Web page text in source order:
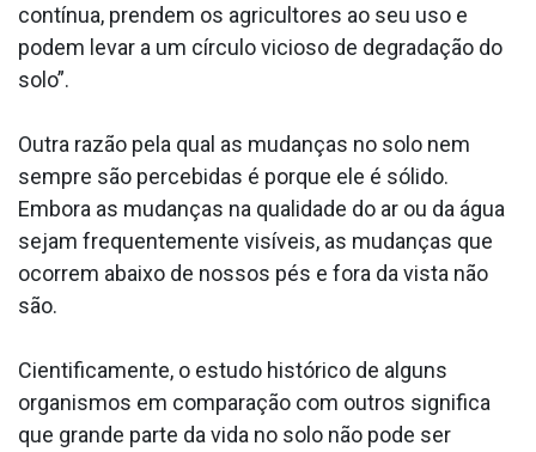
contínua, prendem os agricultores ao seu uso e
podem levar a um círculo vicioso de degradação do
solo”.
Outra razão pela qual as mudanças no solo nem
sempre são percebidas é porque ele é sólido.
Embora as mudanças na qualidade do ar ou da água
sejam frequentemente visíveis, as mudanças que
ocorrem abaixo de nossos pés e fora da vista não
são.
Cientificamente, o estudo histórico de alguns
organismos em comparação com outros significa
que grande parte da vida no solo não pode ser